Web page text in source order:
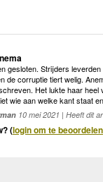
gesloten. Strijders
de corruptie tiert welig.
Het lukte haar
wie aan welke kant staat
10 mei 2021 | Heeft dit
(login om te beoordelen